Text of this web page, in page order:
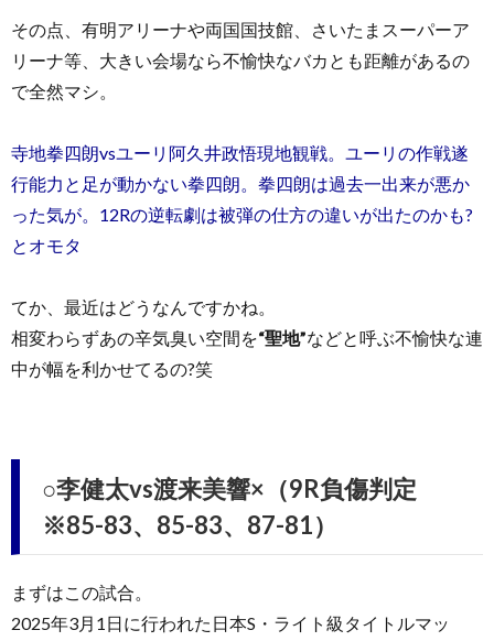
その点、有明アリーナや両国国技館、さいたまスーパーア
リーナ等、大きい会場なら不愉快なバカとも距離があるの
で全然マシ。
寺地拳四朗vsユーリ阿久井政悟現地観戦。ユーリの作戦遂
行能力と足が動かない拳四朗。拳四朗は過去一出来が悪か
った気が。12Rの逆転劇は被弾の仕方の違いが出たのかも?
とオモタ
てか、最近はどうなんですかね。
相変わらずあの辛気臭い空間を“聖地”などと呼ぶ不愉快な連
中が幅を利かせてるの?笑
○李健太vs渡来美響×（9R負傷判定
※85-83、85-83、87-81）
まずはこの試合。
2025年3月1日に行われた日本S・ライト級タイトルマッ